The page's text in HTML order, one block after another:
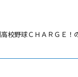
校野球ＣＨＡＲＧＥ！